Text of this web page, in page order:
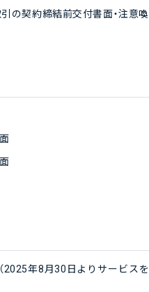
の契約締結前交付書面・注意喚
2025年8月30日よりサービスを